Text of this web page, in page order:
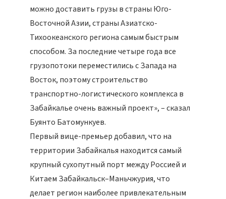
можно доставить грузы в страны Юго-
Восточной Азии, страны Азиатско-
Тихоокеанского региона самым быстрым
способом. За последние четыре года все
грузопотоки переместились с Запада на
Восток, поэтому строительство
транспортно-логистического комплекса в
Забайкалье очень важный проект», – сказал
Буянто Батомункуев.
Первый вице-премьер добавил, что на
территории Забайкалья находится самый
крупный сухопутный порт между Россией и
Китаем Забайкальск–Маньчжурия, что
делает регион наиболее привлекательным